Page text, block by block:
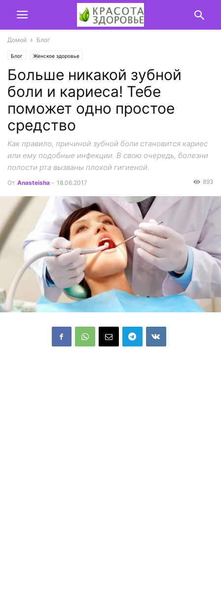
Домой Блог
Блог Женское здоровье
Больше никакой зубной
боли и кариеса! Тебе
поможет одно простое
средство
Как правило, причиной зубной боли становится кариес
или ему подобные инфекции. В свою очередь, болезни
полости рта вызваны плохой гигиеной.
От Anasteisha - 18.06.2017 893